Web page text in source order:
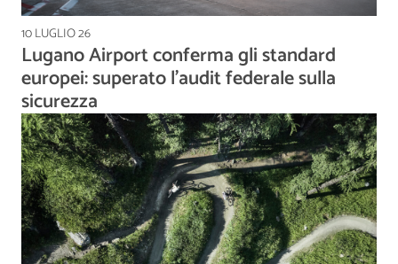
10 LUGLIO 26
Lugano Airport conferma gli standard
europei: superato l'audit federale sulla
sicurezza